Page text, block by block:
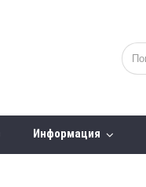
Информация